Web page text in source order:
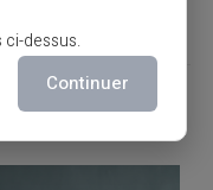
ci-dessus.
Continuer